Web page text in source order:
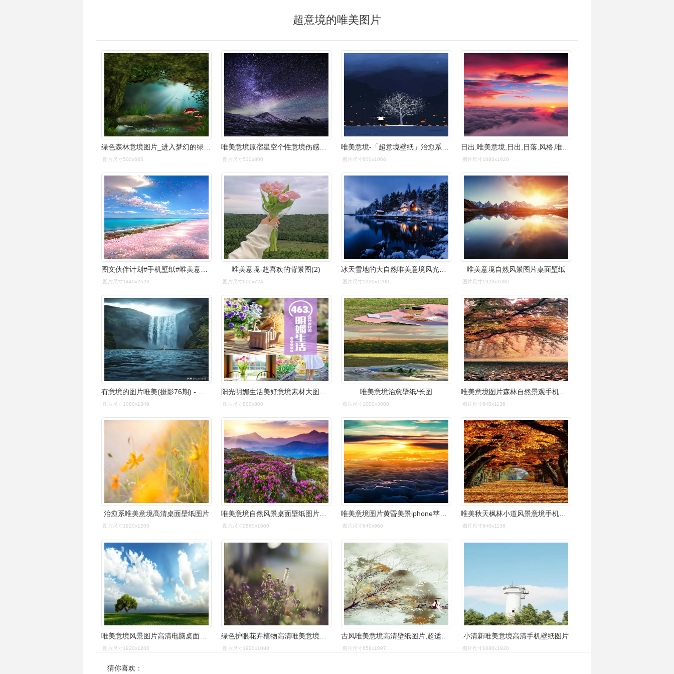
超意境的唯美图片
绿色森林意境图片_进入梦幻的绿色森林_唯美图片_精品库
图片尺寸500x665
唯美意境原宿星空个性意境伤感图片
图片尺寸530x800 图片尺寸600x1066 图片尺寸1080x1920
图文伙伴计划#手机壁纸#唯美意境#欢迎取图人海茫茫,一生 - 抖音
图片尺寸1440x2520
唯美意境-超喜欢的背景图(2)
图片尺寸600x724
冰天雪地的大自然唯美意境风光高清电脑桌面壁纸图片(一)
图片尺寸1920x1200
唯美意境自然风景图片桌面壁纸
图片尺寸1920x1080
图片尺寸1080x1349 图片尺寸800x800
唯美意境治愈壁纸/长图
图片尺寸1000x3000 图片尺寸640x1136
治愈系唯美意境高清桌面壁纸图片
图片尺寸1920x1200
唯美意境自然风景桌面壁纸图片大全第二辑
图片尺寸2560x1600
唯美意境图片黄昏美景iphone苹果手机壁纸
图片尺寸640x960
唯美秋天枫林小道风景意境手机壁纸图片下载
图片尺寸640x1136
唯美意境风景图片高清电脑桌面壁纸
图片尺寸1920x1200
绿色护眼花卉植物高清唯美意境图片壁纸
图片尺寸1920x1080
古风唯美意境高清壁纸图片,超适合做手机壁纸的古风图片
图片尺寸658x1097
小清新唯美意境高清手机壁纸图片
图片尺寸1080x1920
猜你喜欢：